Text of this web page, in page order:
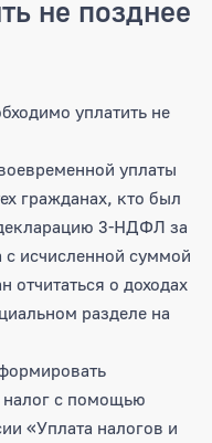
не позднее
годуплатить не
уплаты
гражданах, кто был
3-НДФЛ за
с исчисленной суммой
отчитаться о доходах
разделе на
налог с помощью
«Уплата налогов и